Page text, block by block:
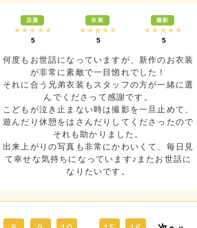
店員
★★★★★
5
衣装
★★★★★
5
撮影
★★★★★
5
何度もお世話になっていますが、新作のお衣装
が非常に素敵で一目惚れでした！
それに合う兄弟衣装もスタッフの方が一緒に選
んでくださって感謝です。
こどもが泣き止まない時は撮影を一旦止めて、
遊んだり休憩をはさんだりしてくださったので
それも助かりました。
出来上がりの写真も非常にかわいくて、毎日見
て幸せな気持ちになっています♪またお世話に
なりたいです。